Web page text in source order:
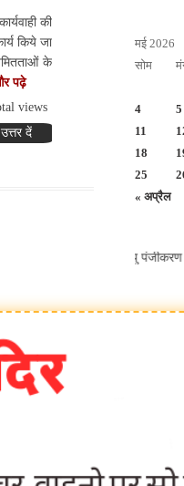
की
किये जा
के
पढ़े
views
दें
मई 2026
सोम
« अप्रैल
4
5
11
18
25
देश:- जन्म-मृत्यु पंजीकरण बिल